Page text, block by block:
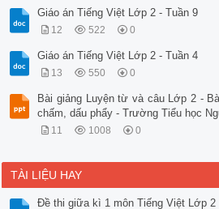
Giáo án Tiếng Việt Lớp 2 - Tuần 9
12 522 0
Giáo án Tiếng Việt Lớp 2 - Tuần 4
13 550 0
Bài giảng Luyện từ và câu Lớp 2 -
chấm, dấu phẩy - Trường Tiểu học
11 1008 0
TÀI LIỆU HAY
Đề thi giữa kì 1 môn Tiếng Việt Lớp 2